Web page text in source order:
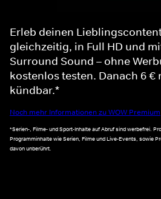
Erleb deinen
gleichzeitig, in Full HD und
Surround Sound – ohne
kostenlos testen. Danach 6 €
kündbar.*
Noch mehr Informationen zu WOW Premium
*Serien-, Filme- und Sport-Inhalte auf Abruf sind werbefrei.
Programminhalte wie Serien, Filme und Live-Events, sowie
davon unberührt.